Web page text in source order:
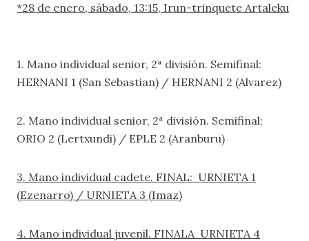
*28 de enero, sábado, 13:15, Irun-trinquete Artaleku
1. Mano individual senior, 2ª división. Semifinal:
HERNANI 1 (San Sebastian) / HERNANI 2 (Alvarez)
2. Mano individual senior, 2ª división. Semifinal:
ORIO 2 (Lertxundi) / EPLE 2 (Aranburu)
3. Mano individual cadete. FINAL: URNIETA 1
(Ezenarro) / URNIETA 3 (Imaz)
4. Mano individual juvenil. FINALA URNIETA 4